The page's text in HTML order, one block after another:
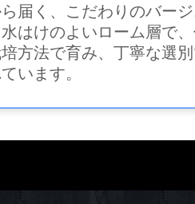
届く、こだわりのバー
はけのよいローム層で
方法で育み、丁寧な選
います。